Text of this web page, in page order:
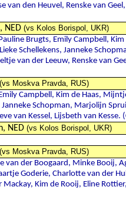
van den Heuvel, Renske van
NED (vs Kolos Borispol, UKR)
Brugts, Emily Campbell,
Schellekens, Janneke
van der Leeuw, Renske van
(vs Moskva Pravda, RUS)
Campbell, Kim de Haas,
Schopman, Marjolijn
van Kessel, Lijsbeth van Kesse.
NED (vs Kolos Borispol, UKR)
(vs Moskva Pravda, RUS)
van der Boogaard, Minke Booij,
Goderie, Charlotte van der
Mackay, Kim de Rooij, Eline